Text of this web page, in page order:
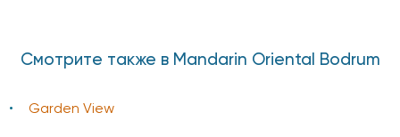
Смотрите также в Mandarin Oriental Bodrum
Garden View